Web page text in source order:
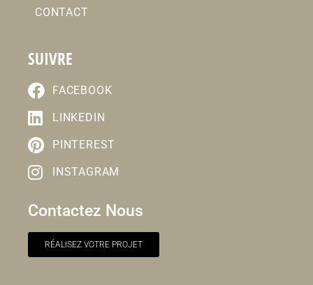
CONTACT
SUIVRE
FACEBOOK
LINKEDIN
PINTEREST
INSTAGRAM
Contactez Nous
RÉALISEZ VOTRE PROJET